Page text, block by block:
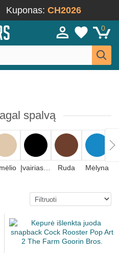
Kuponas: CH2026
0
spalvą
Ruda Mėlyna